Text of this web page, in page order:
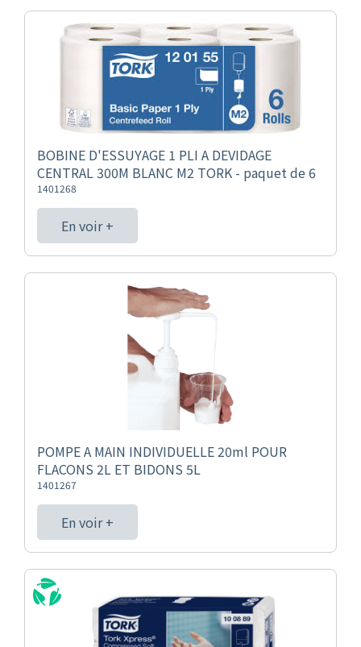
BOBINE D'ESSUYAGE 1 PLI A DEVIDAGE
CENTRAL 300M BLANC M2 TORK - paquet de 6
1401268
En voir +
POMPE A MAIN INDIVIDUELLE 20ml POUR
FLACONS 2L ET BIDONS 5L
1401267
En voir +